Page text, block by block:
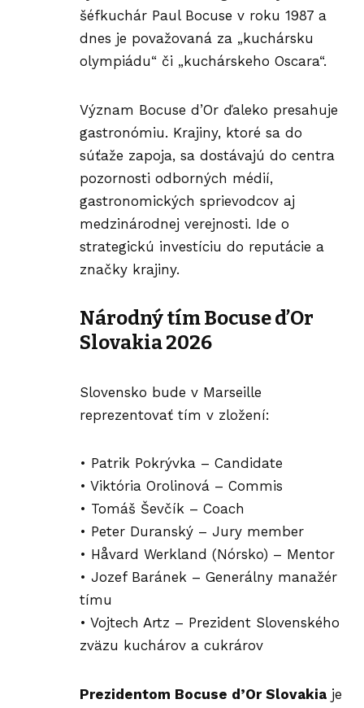
šéfkuchár Paul Bocuse v roku 1987 a
dnes je považovaná za „kuchársku
olympiádu“ či „kuchárskeho Oscara“.
Význam Bocuse d’Or ďaleko presahuje
gastronómiu. Krajiny, ktoré sa do
súťaže zapoja, sa dostávajú do centra
pozornosti odborných médií,
gastronomických sprievodcov aj
medzinárodnej verejnosti. Ide o
strategickú investíciu do reputácie a
značky krajiny.
Národný tím Bocuse d’Or
Slovakia 2026
Slovensko bude v Marseille
reprezentovať tím v zložení:
• Patrik Pokrývka – Candidate
• Viktória Orolinová – Commis
• Tomáš Ševčík – Coach
• Peter Duranský – Jury member
• Håvard Werkland (Nórsko) – Mentor
• Jozef Baránek – Generálny manažér
tímu
• Vojtech Artz – Prezident Slovenského
zväzu kuchárov a cukrárov
Prezidentom Bocuse d’Or Slovakia je